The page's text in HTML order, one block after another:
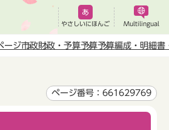
やさしいにほんご Multilingual
ージ市政財政・予算予算予算編成・明細書
ページ番号：661629769